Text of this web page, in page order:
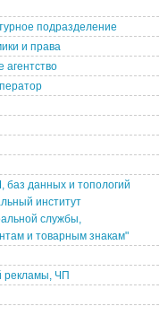
подразделение
и права
агентство
данных и топологий
институт
службы,
и товарным знакам"
рекламы, ЧП